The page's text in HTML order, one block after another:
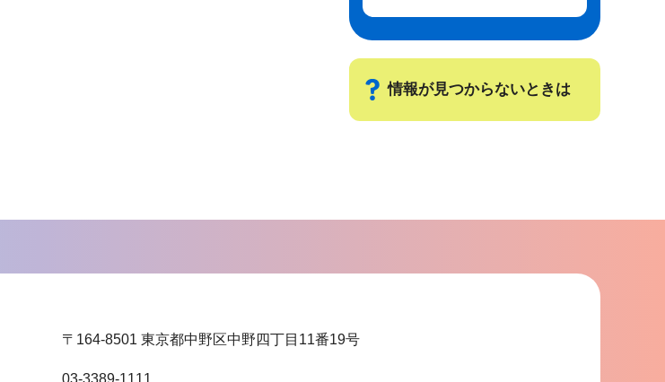
情報が見つからないときは
ー
〒164-8501 東京都中野区中野四丁目11番19号
03-3389-1111